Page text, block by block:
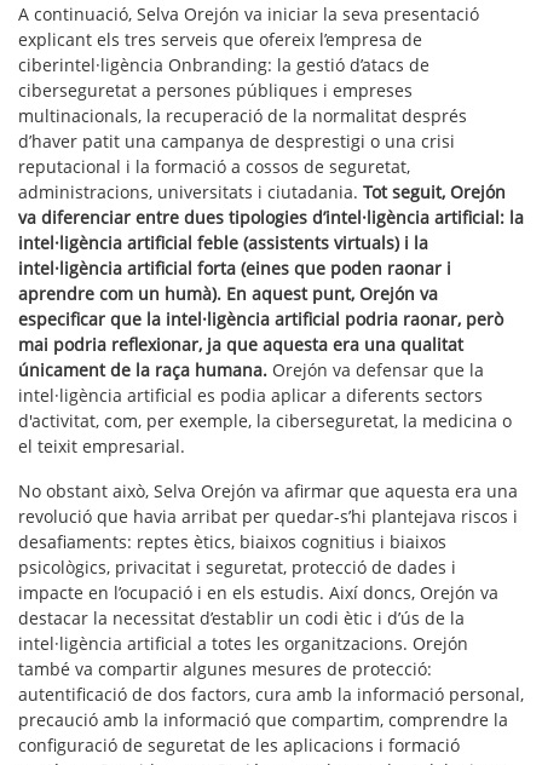
A continuació, Selva Orejón va iniciar la seva presentació
explicant els tres serveis que ofereix l’empresa de
ciberintel·ligència Onbranding: la gestió d’atacs de
ciberseguretat a persones públiques i empreses
multinacionals, la recuperació de la normalitat després
d’haver patit una campanya de desprestigi o una crisi
reputacional i la formació a cossos de seguretat,
administracions, universitats i ciutadania. Tot seguit, Orejón
va diferenciar entre dues tipologies d’intel·ligència artificial: la
intel·ligència artificial feble (assistents virtuals) i la
intel·ligència artificial forta (eines que poden raonar i
aprendre com un humà). En aquest punt, Orejón va
especificar que la intel·ligència artificial podria raonar, però
mai podria reflexionar, ja que aquesta era una qualitat
únicament de la raça humana. Orejón va defensar que la
intel·ligència artificial es podia aplicar a diferents sectors
d'activitat, com, per exemple, la ciberseguretat, la medicina o
el teixit empresarial.
No obstant això, Selva Orejón va afirmar que aquesta era una
revolució que havia arribat per quedar-s’hi plantejava riscos i
desafiaments: reptes ètics, biaixos cognitius i biaixos
psicològics, privacitat i seguretat, protecció de dades i
impacte en l’ocupació i en els estudis. Així doncs, Orejón va
destacar la necessitat d’establir un codi ètic i d’ús de la
intel·ligència artificial a totes les organitzacions. Orejón
també va compartir algunes mesures de protecció:
autentificació de dos factors, cura amb la informació personal,
precaució amb la informació que compartim, comprendre la
configuració de seguretat de les aplicacions i formació